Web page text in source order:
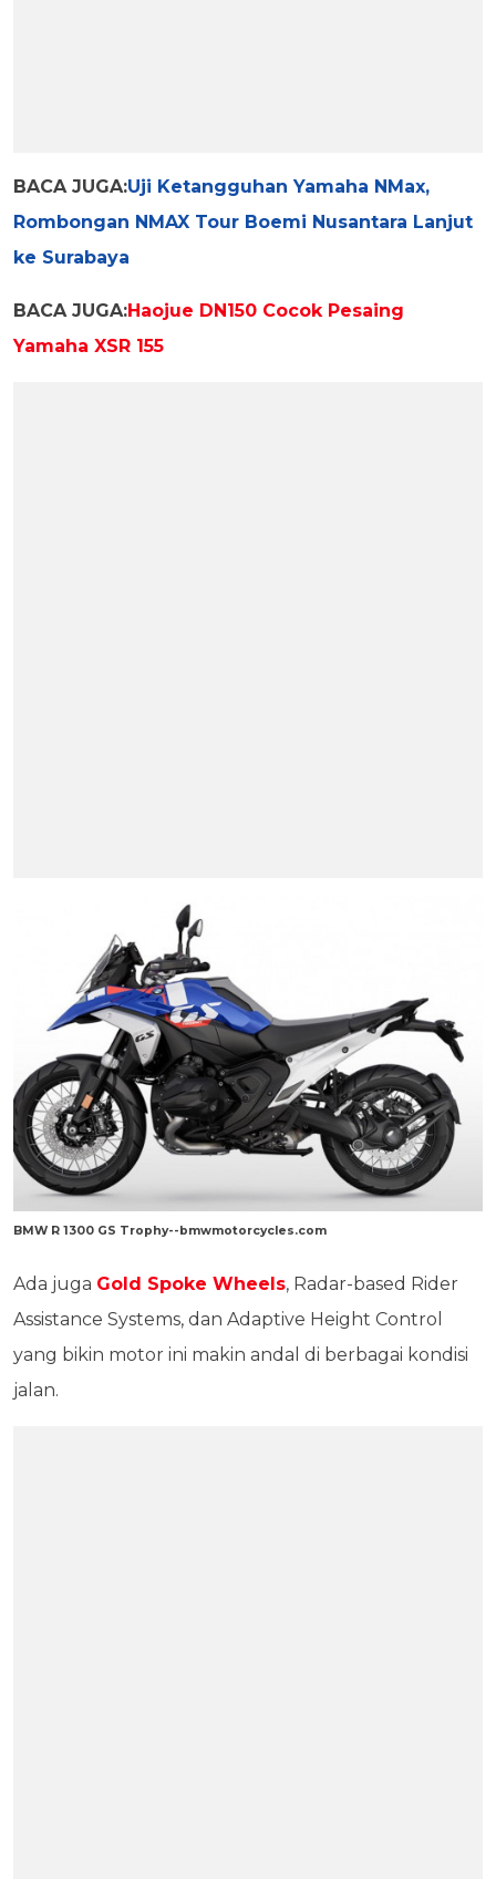
BACA JUGA:Uji Ketangguhan Yamaha NMax,
Rombongan NMAX Tour Boemi Nusantara Lanjut
ke Surabaya
BACA JUGA:Haojue DN150 Cocok Pesaing
Yamaha XSR 155
BMW R 1300 GS Trophy--bmwmotorcycles.com
Ada juga Gold Spoke Wheels, Radar-based Rider
Assistance Systems, dan Adaptive Height Control
yang bikin motor ini makin andal di berbagai kondisi
jalan.